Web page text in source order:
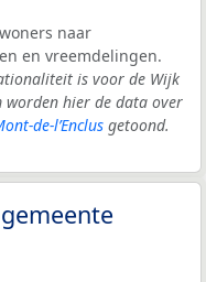
naar
en vreemdelingen.
is voor de Wijk
worden hier de data over
de-l’Enclus getoond.